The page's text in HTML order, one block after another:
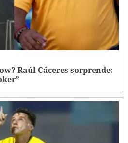
Raúl Cáceres sorprende: